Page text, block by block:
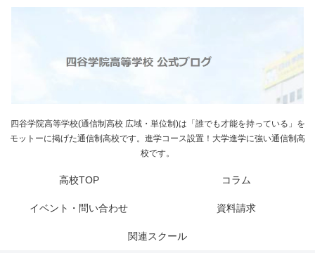
四谷学院高等学校(通信制高校 広域・単位制)は「誰でも才能を持っている」を
モットーに掲げた通信制高校です。進学コース設置！大学進学に強い通信制高
校です。
高校TOP コラム
イベント・問い合わせ 資料請求
関連スクール